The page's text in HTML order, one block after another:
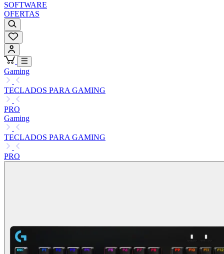
SOFTWARE
OFERTAS
Gaming
TECLADOS PARA GAMING
PRO
Gaming
TECLADOS PARA GAMING
PRO